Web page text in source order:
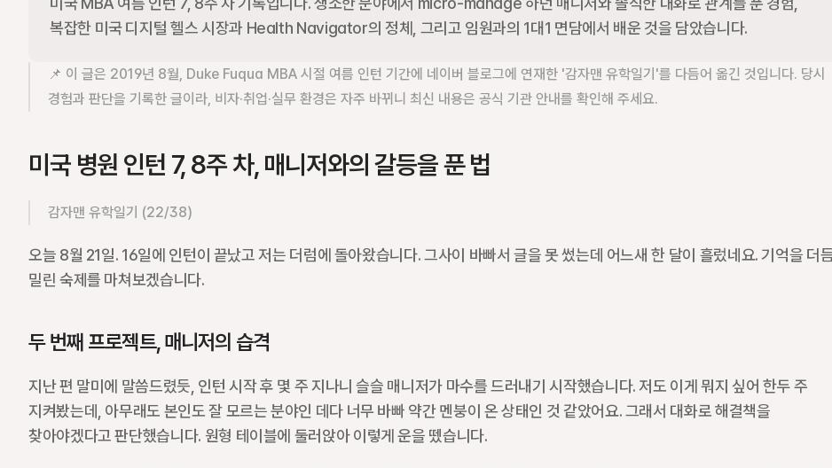
복잡한 미국 디지털 헬스 시장과 Health Navigator의 정체, 그리고 임원과의 1대1 면담에서 배운 것을 담았습니다.
📌 이 글은 2019년 8월, Duke Fuqua MBA 시절 여름 인턴 기간에 네이버 블로그에 연재한 '감자맨 유학일기'를 다듬어 옮긴 것입니다. 당시
경험과 판단을 기록한 글이라, 비자·취업·실무 환경은 자주 바뀌니 최신 내용은 공식 기관 안내를 확인해 주세요.
미국 병원 인턴 7, 8주 차, 매니저와의 갈등을 푼 법
감자맨 유학일기 (22/38)
오늘 8월 21일. 16일에 인턴이 끝났고 저는 더럼에 돌아왔습니다. 그사이 바빠서 글을 못 썼는데 어느새 한 달이 흘렀네요. 기억을 더
밀린 숙제를 마쳐보겠습니다.
두 번째 프로젝트, 매니저의 습격
지난 편 말미에 말씀드렸듯, 인턴 시작 후 몇 주 지나니 슬슬 매니저가 마수를 드러내기 시작했습니다. 저도 이게 뭐지 싶어 한두 주
지켜봤는데, 아무래도 본인도 잘 모르는 분야인 데다 너무 바빠 약간 멘붕이 온 상태인 것 같았어요. 그래서 대화로 해결책을
찾아야겠다고 판단했습니다. 원형 테이블에 둘러앉아 이렇게 운을 뗐습니다.